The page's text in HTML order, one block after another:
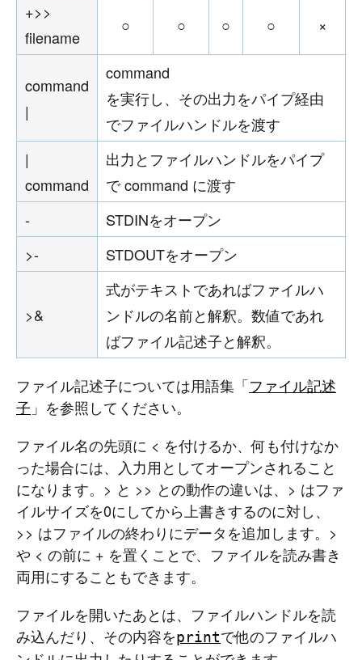
+>>
filename
○ ○ ○ ○ ×
command
|
command
を実行し、その出力をパイプ経由
でファイルハンドルを渡す
|
command
出力とファイルハンドルをパイプ
で command に渡す
-
STDINをオープン
>-
STDOUTをオープン
>&
式がテキストであればファイルハ
ンドルの名前と解釈。数値であれ
ばファイル記述子と解釈。
ファイル記述子については用語集「ファイル記述
子 」を参照してください。
ファイル名の先頭に < を付けるか、何も付けなか
った場合には、入力用としてオープンされること
になります。> と >> との動作の違いは、> はファ
イルサイズを0にしてから上書きするのに対し、
>> はファイルの終わりにデータを追加します。>
や < の前に + を置くことで、ファイルを読み書き
両用にすることもできます。
ファイルを開いたあとは、ファイルハンドルを読
み込んだり、その内容をprintで他のファイルハ